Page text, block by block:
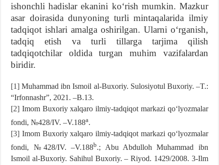
ishonchli hadislar ekanini koʻrish mumkin. Mazkur
asar doirasida dunyoning turli mintaqalarida ilmiy
tadqiqot ishlari amalga oshirilgan. Ularni oʻrganish,
tadqiq etish va turli tillarga tarjima qilish
tadqiqotchilar oldida turgan muhim vazifalardan
biridir.
[1] Muhammad ibn Ismoil al-Buxoriy. Sulosiyotul Buxoriy. –T.:
“Irfonnashr”, 2021. –B.13.
[2] Imom Buxoriy xalqaro ilmiy-tadqiqot markazi qoʻlyozmalar
fondi, №428/IV. –V.188a.
[3] Imom Buxoriy xalqaro ilmiy-tadqiqot markazi qoʻlyozmalar
fondi, №428/IV. –V.188b.; Abu Abdulloh Muhammad ibn
Ismoil al-Buxoriy. Sahihul Buxoriy. – Riyod. 1429/2008. 3-Ilm